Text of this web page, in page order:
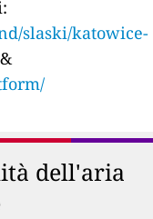
slaski/katowice-
&
dell'aria